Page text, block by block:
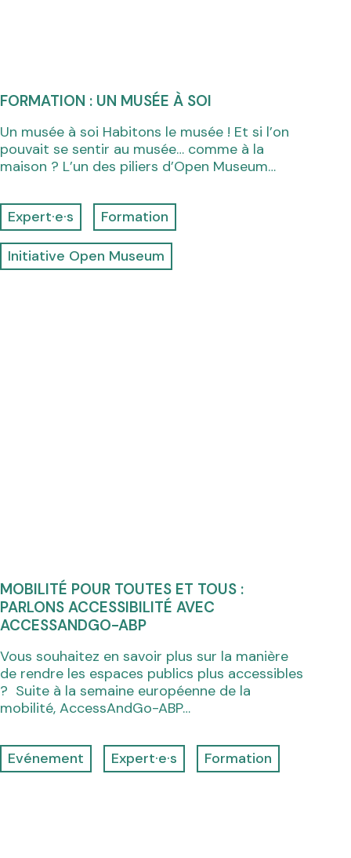
FORMATION : UN MUSÉE À SOI
Un musée à soi Habitons le musée ! Et si l’on
pouvait se sentir au musée… comme à la
maison ? L’un des piliers d’Open Museum…
Expert·e·s Formation
Initiative Open Museum
MOBILITÉ POUR TOUTES ET TOUS :
PARLONS ACCESSIBILITÉ AVEC
ACCESSANDGO-ABP
Vous souhaitez en savoir plus sur la manière
de rendre les espaces publics plus accessibles
? Suite à la semaine européenne de la
mobilité, AccessAndGo-ABP…
Evénement Expert·e·s Formation